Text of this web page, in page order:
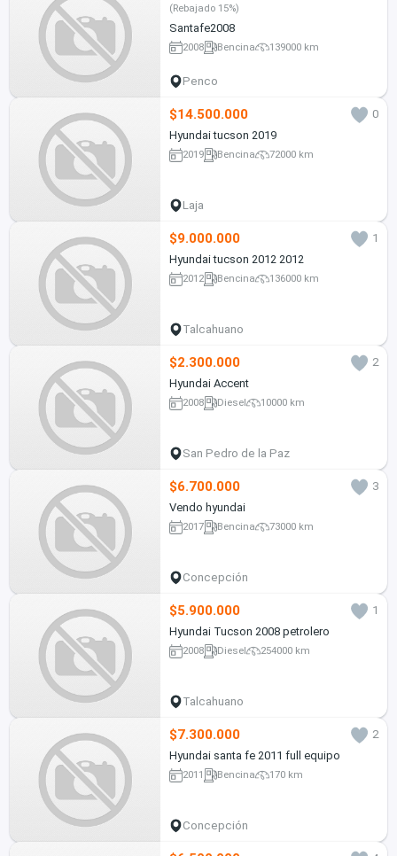
(Rebajado 15%)
Santafe2008
2008 Bencina 139000 km
Penco
$14.500.000
0
Hyundai tucson 2019
2019 Bencina 72000 km
Laja
$9.000.000
1
Hyundai tucson 2012 2012
2012 Bencina 136000 km
Talcahuano
$2.300.000
2
Hyundai Accent
2008 Diesel 10000 km
San Pedro de la Paz
$6.700.000
3
Vendo hyundai
2017 Bencina 73000 km
Concepción
$5.900.000
1
Hyundai Tucson 2008 petrolero
2008 Diesel 254000 km
Talcahuano
$7.300.000
2
Hyundai santa fe 2011 full equipo
2011 Bencina 170 km
Concepción